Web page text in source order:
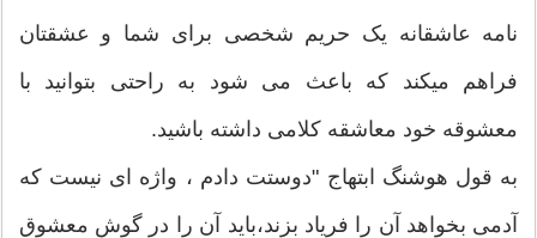
نامه عاشقانه یک حریم شخصی برای شما و عشقتان
فراهم میکند که باعث می شود به راحتی بتوانید با
معشوقه خود معاشقه کلامی داشته باشید.
به قول هوشنگ ابتهاج "دوستت دادم ، واژه ای نیست که
آدمی بخواهد آن را فریاد بزند،باید آن را در گوش معشوق